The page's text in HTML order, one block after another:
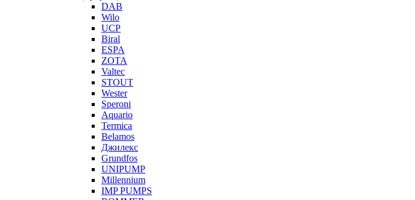
DAB
Wilo
UCP
Biral
ESPA
ZOTA
Valtec
STOUT
Wester
Speroni
Aquario
Termica
Belamos
Джилекс
Grundfos
UNIPUMP
Millennium
IMP PUMPS